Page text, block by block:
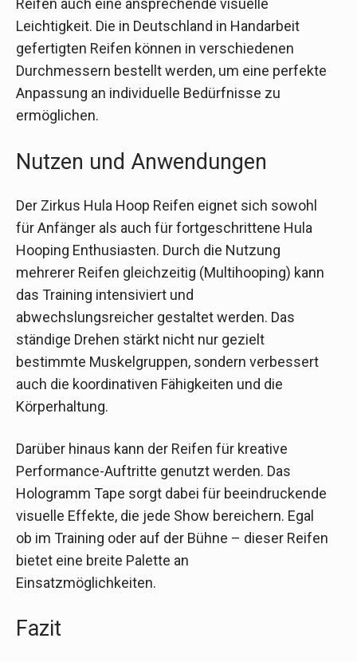
Reifen auch eine ansprechende visuelle
Leichtigkeit. Die in Deutschland in Handarbeit
gefertigten Reifen können in verschiedenen
Durchmessern bestellt werden, um eine perfekte
Anpassung an individuelle Bedürfnisse zu
ermöglichen.
Nutzen und Anwendungen
Der Zirkus Hula Hoop Reifen eignet sich sowohl
für Anfänger als auch für fortgeschrittene Hula
Hooping Enthusiasten. Durch die Nutzung
mehrerer Reifen gleichzeitig (Multihooping) kann
das Training intensiviert und
abwechslungsreicher gestaltet werden. Das
ständige Drehen stärkt nicht nur gezielt
bestimmte Muskelgruppen, sondern verbessert
auch die koordinativen Fähigkeiten und die
Körperhaltung.
Darüber hinaus kann der Reifen für kreative
Performance-Auftritte genutzt werden. Das
Hologramm Tape sorgt dabei für beeindruckende
visuelle Effekte, die jede Show bereichern. Egal
ob im Training oder auf der Bühne – dieser Reifen
bietet eine breite Palette an
Einsatzmöglichkeiten.
Fazit